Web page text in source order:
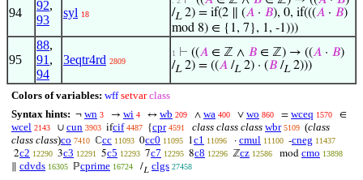
94
92,
93
syl 18
/L 2) = if(2 ∥ (𝐴 · 𝐵), 0, if(((𝐴 · 𝐵)
mod 8) ∈ {1, 7}, 1, -1)))
95
88,
91 ,
94
3eqtr4rd 2809
1 ⊢ ((𝐴 ∈ ℤ ∧ 𝐵 ∈ ℤ) → ((𝐴 · 𝐵)
/L 2) = ((𝐴 /L 2) · (𝐵 /L 2)))
Colors of variables: wff setvar class
Syntax hints: ¬ wn 3 → wi 4 ↔ wb 209 ∧ wa 400 ∨ wo 860 = wceq 1570 ∈
wcel 2143 ∪ cun 3903 ifcif 4487 {cpr 4591 class class class wbr 5109 (class
class class)co 7410 ℂcc 11093 0cc0 11095 1c1 11096 · cmul 11100 -cneg 11437
2c2 12290 3c3 12291 5c5 12293 7c7 12295 8c8 12296 ℤcz 12586 mod cmo 13898
cdvds 16305 ℙcprime 16724 /L clgs 27458